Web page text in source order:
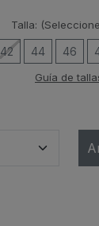
Talla:
42 44 46
Guía de